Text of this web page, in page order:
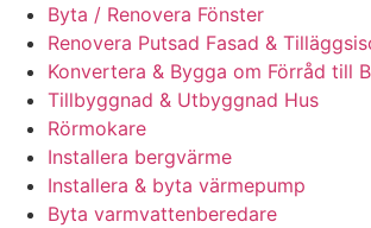
Byta / Renovera Fönster
Renovera Putsad Fasad &
Konvertera & Bygga om Förråd till
Tillbyggnad & Utbyggnad Hus
Rörmokare
Installera bergvärme
Installera & byta värmepump
Byta varmvattenberedare